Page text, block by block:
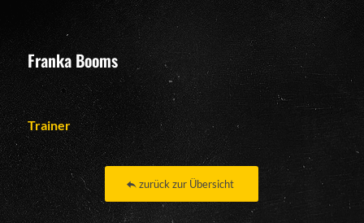
Franka Booms
Trainer
zurück zur Übersicht